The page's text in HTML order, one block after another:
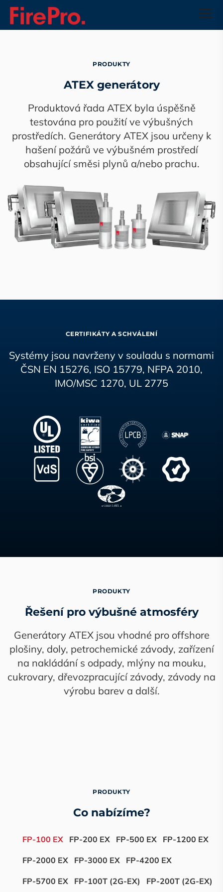
Přejít na hlavní obsah
PRODUKTY
ATEX generátory
Produktová řada ATEX byla úspěšně
testována pro použití ve výbušných
prostředích. Generátory ATEX jsou určeny k
hašení požárů ve výbušném prostředí
obsahující směsi plynů a/nebo prachu.
CERTIFIKÁTY A SCHVÁLENÍ
Systémy jsou navrženy v souladu s normami
ČSN EN 15276, ISO 15779, NFPA 2010,
IMO/MSC 1270, UL 2775
PRODUKTY
Řešení pro výbušné atmosféry
Generátory ATEX jsou vhodné pro offshore
plošiny, doly, petrochemické závody, zařízení
na nakládání s odpady, mlýny na mouku,
cukrovary, dřevozpracující závody, závody na
výrobu barev a další.
PRODUKTY
Co nabízíme?
FP-100 EX FP-200 EX FP-500 EX FP-1200 EX
FP-2000 EX FP-3000 EX FP-4200 EX
FP-5700 EX FP-100T (2G-EX) FP-200T (2G-EX)